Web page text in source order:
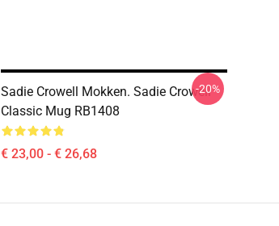
Sadie Crowell Mokken. Sadie Crowell
Classic Mug RB1408
€ 23,00 - € 26,68
-20%